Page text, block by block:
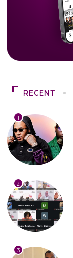
RECENT
1
2
3